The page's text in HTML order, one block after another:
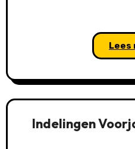
Lees
Indelingen